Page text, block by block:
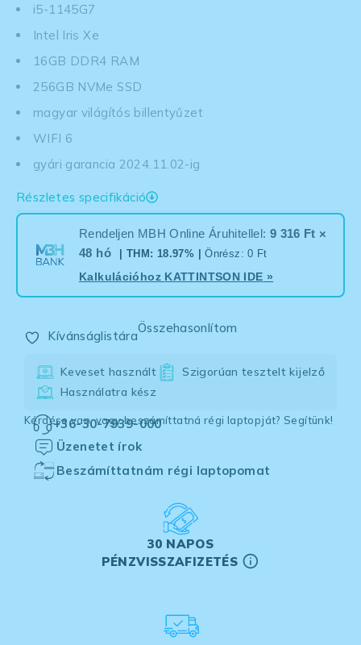
i5-1145G7
Intel Iris Xe
16GB DDR4 RAM
256GB NVMe SSD
magyar világítós billentyűzet
WIFI 6
gyári garancia 2024.11.02-ig
Részletes specifikáció
Rendeljen MBH Online Áruhitellel: 9 316 Ft ×
48 hó
| THM: 18.97% |Önrész: 0 Ft
Kalkulációhoz KATTINTSON IDE »
Kívánságlistára
Összehasonlítom
Keveset használt
Szigorúan tesztelt kijelző
Használatra kész
Kérdése van, vagy beszámíttatná régi laptopját? Segítünk!
+36-30-7939-000
Üzenetet írok
Beszámíttatnám régi laptopomat
30 NAPOS
PÉNZVISSZAFIZETÉS